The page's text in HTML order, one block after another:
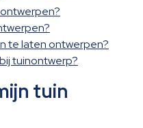
te laten ontwerpen?
tuinontwerp?
tuin